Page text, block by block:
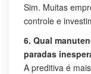
Sim. Muitas
controle e
6. Qual
paradas
A preditiva é